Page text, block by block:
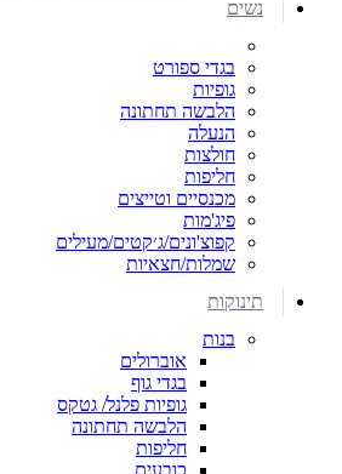
נשים
בגדי ספורט
גופיות
הלבשה תחתונה
הנעלה
חולצות
חליפות
מכנסיים וטייצים
פיג'מות
קפוצ'ונים/ג׳קטים/מעילים
שמלות/חצאיות
תינוקות
בנות
אוברולים
בגדי גוף
גופיות פלנל/ גטקס
הלבשה תחתונה
חליפות
כובעים